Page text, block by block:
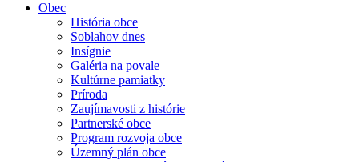
Obec
História obce
Soblahov dnes
Insígnie
Galéria na povale
Kultúrne pamiatky
Príroda
Zaujímavosti z histórie
Partnerské obce
Program rozvoja obce
Územný plán obce